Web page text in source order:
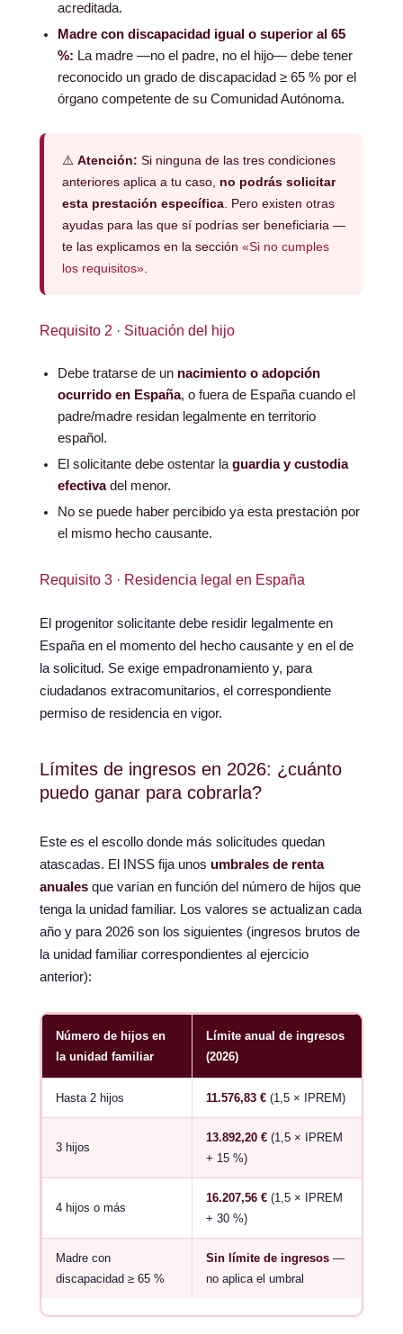
acreditada.
Madre con discapacidad igual o superior al 65
%: La madre —no el padre, no el hijo— debe tener
reconocido un grado de discapacidad ≥ 65 % por el
órgano competente de su Comunidad Autónoma.
⚠️ Atención: Si ninguna de las tres condiciones
anteriores aplica a tu caso, no podrás solicitar
esta prestación específica. Pero existen otras
ayudas para las que sí podrías ser beneficiaria —
te las explicamos en la sección «Si no cumples
los requisitos».
Requisito 2 · Situación del hijo
Debe tratarse de un nacimiento o adopción
ocurrido en España, o fuera de España cuando el
padre/madre residan legalmente en territorio
español.
El solicitante debe ostentar laguardia y custodia
efectivadel menor.
No se puede haber percibido ya esta prestación por
el mismo hecho causante.
Requisito 3 · Residencia legal en España
El progenitor solicitante debe residir legalmente en
España en el momento del hecho causante y en el de
la solicitud. Se exige empadronamiento y, para
ciudadanos extracomunitarios, el correspondiente
permiso de residencia en vigor.
Límites de ingresos en 2026: ¿cuánto
puedo ganar para cobrarla?
Este es el escollo donde más solicitudes quedan
atascadas. El INSS fija unos umbrales de renta
anuales que varían en función del número de hijos que
tenga la unidad familiar. Los valores se actualizan cada
año y para 2026 son los siguientes (ingresos brutos de
la unidad familiar correspondientes al ejercicio
anterior):
Número de hijos en
la unidad familiar
Límite anual de ingresos
(2026)
Hasta 2 hijos 11.576,83 €(1,5 × IPREM)
3 hijos
13.892,20 €(1,5 × IPREM
+ 15 %)
4 hijos o más
16.207,56 €(1,5 × IPREM
+ 30 %)
Madre con
discapacidad ≥ 65 %
Sin límite de ingresos—
no aplica el umbral